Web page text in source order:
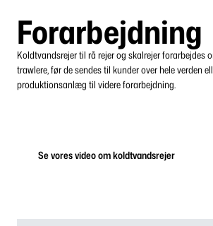
Forarbejdning
Koldtvandsrejer til rå rejer og skalrejer forarbejdes
trawlere, før de sendes til kunder over hele verden
produktionsanlæg til videre forarbejdning.
Se vores video om koldtvandsrejer